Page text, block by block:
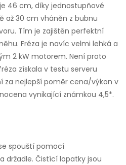
46 cm, díky jednostupňové
až 30 cm vháněn z bubnu
Tím je zajištěn perfektní
Fréza je navíc velmi lehká a
2 kW motorem. Není proto
získala v testu serveru
za nejlepší poměr cena/výkon v
vynikající známkou 4,5*.
spouští pomocí
držadle. Čistící lopatky jsou